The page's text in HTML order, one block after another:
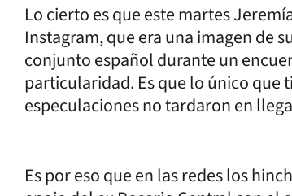
Lo cierto es que este martes
Instagram, que era una imagen de
conjunto español durante un
particularidad. Es que lo único que
especulaciones no tardaron en
Es por eso que en las redes los